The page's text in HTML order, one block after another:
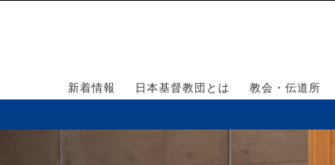
新着情報 日本基督教団とは 教会・伝道所